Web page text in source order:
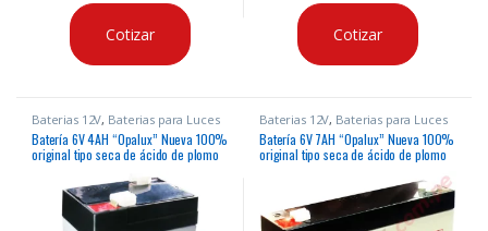
Cotizar Cotizar
Baterias 12V, Baterias para Luces
de Emergencia
Batería 6V 4AH “Opalux” Nueva 100%
original tipo seca de ácido de plomo
Baterias 12V, Baterias para Luces
de Emergencia
Batería 6V 7AH “Opalux” Nueva 100%
original tipo seca de ácido de plomo